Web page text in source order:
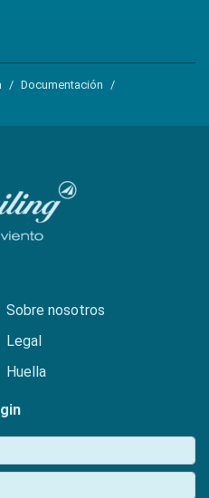
Documentación
Sobre nosotros
Legal
Huella